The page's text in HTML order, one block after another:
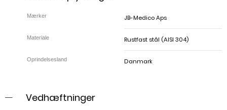
JB-Medico Aps
Rustfast stål (AISI 304)
Danmark
Vedhæftninger